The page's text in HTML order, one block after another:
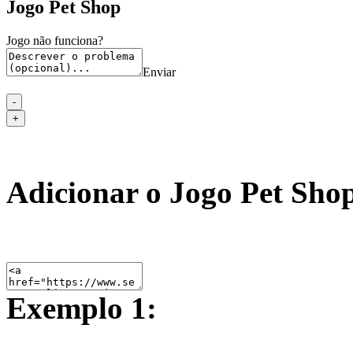
Jogo Pet Shop
Jogo não funciona?
Enviar
Adicionar o Jogo Pet
Exemplo 1: